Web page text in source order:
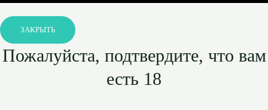
ЗАКРЫТЬ
Пожалуйста, подтвердите, что вам
есть 18